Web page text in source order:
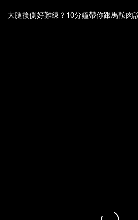
大腿後側好難練？10分鐘帶你跟馬鞍肉